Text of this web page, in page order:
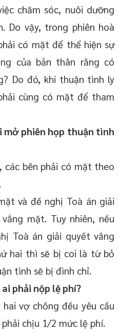
chăm sóc, nuôi dưỡng
Do vậy, trong phiên hoà
có mặt để thể hiện sự
của bản thân rằng có
Do đó, khi thuận tình ly
cùng có mặt để tham
mở phiên họp thuận tình
các bên phải có mặt theo
và đề nghị Toà án giải
mặt. Tuy nhiên, nếu
Toà án giải quyết vắng
hai thì sẽ bị coi là từ bỏ
tình sẽ bị đình chỉ.
phải nộp lệ phí?
vợ chồng đều yêu cầu
chịu 1/2 mức lệ phí.